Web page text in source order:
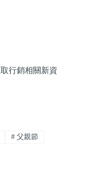
取行銷相關新資
# 父親節